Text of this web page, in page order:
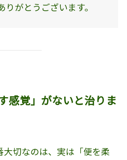
がとうございます。
感覚」がないと治りま
切なのは、実は「便を柔